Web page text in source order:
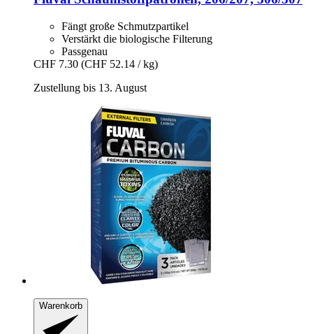
Fängt große Schmutzpartikel
Verstärkt die biologische Filterung
Passgenau
CHF 7.30 (CHF 52.14 / kg)
Zustellung bis 13. August
Warenkorb